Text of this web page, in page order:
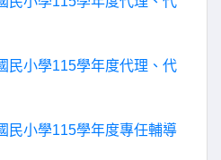
民小學115學年度代理、代
民小學115學年度專任輔導